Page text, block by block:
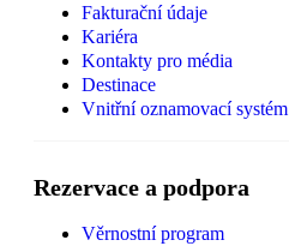
Fakturační údaje
Kariéra
Kontakty pro média
Destinace
Vnitřní oznamovací systém
Rezervace a podpora
Věrnostní program